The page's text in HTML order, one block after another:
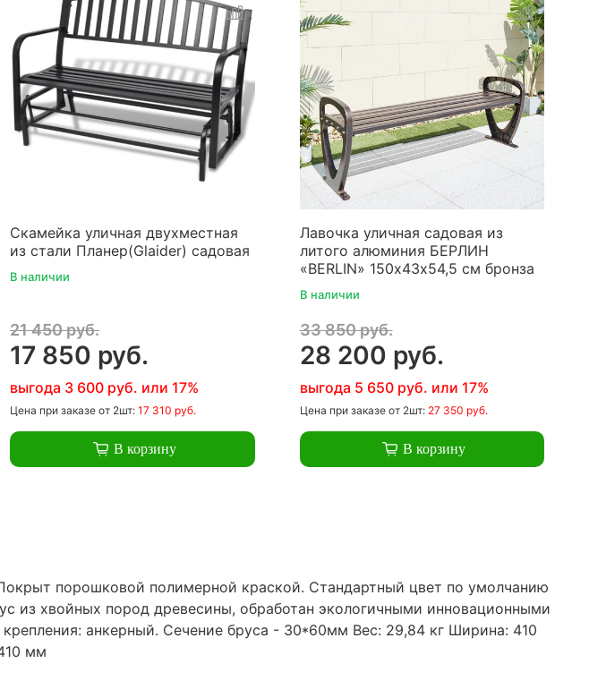
Скамейка уличная двухместная
из стали Планер(Glaider) садовая
В наличии
21 450 руб.
17 850 руб.
выгода 3 600 руб. или 17%
Цена при заказе от 2шт: 17 310 руб.
В корзину
Лавочка уличная садовая из
литого алюминия БЕРЛИН
«BERLIN» 150х43х54,5 см бронза
В наличии
33 850 руб.
28 200 руб.
выгода 5 650 руб. или 17%
Цена при заказеот 2шт: 27 350 руб.
В корзину
порошковой полимерной краской. Стандартный цвет по умолчанию
из хвойных пород древесины, обработан экологичными инновационными
анкерный. Сечение бруса - 30*60мм Вес: 29,84 кг Ширина: 410
мм